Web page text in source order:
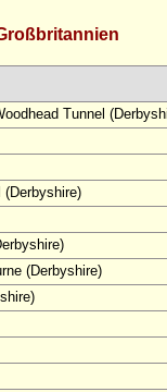
Tunnel
(Derbyshire)